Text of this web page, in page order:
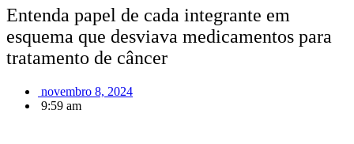
Entenda papel de cada integrante em
esquema que desviava medicamentos para
tratamento de câncer
novembro 8, 2024
9:59 am